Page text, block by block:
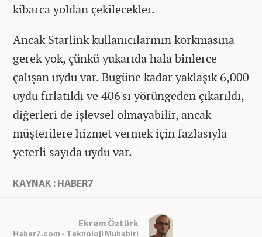
kibarca yoldan çekilecekler.
Ancak Starlink kullanıcılarının korkmasına
gerek yok, çünkü yukarıda hala binlerce
çalışan uydu var. Bugüne kadar yaklaşık 6,000
uydu fırlatıldı ve 406'sı yörüngeden çıkarıldı,
diğerleri de işlevsel olmayabilir, ancak
müşterilere hizmet vermek için fazlasıyla
yeterli sayıda uydu var.
KAYNAK : HABER7
Ekrem Öztürk
Haber7.com - Teknoloji Muhabiri